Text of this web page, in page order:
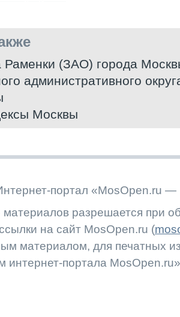
Раменки (ЗАО) города
административного
Москвы
портал «MosOpen.ru —
разрешается при
на сайт MosOpen.ru (
материалом, для печатных
интернет-портала